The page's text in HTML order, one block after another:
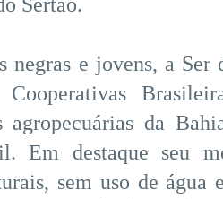
e jovens, a Ser
da
Em destaque seu
sem uso de água